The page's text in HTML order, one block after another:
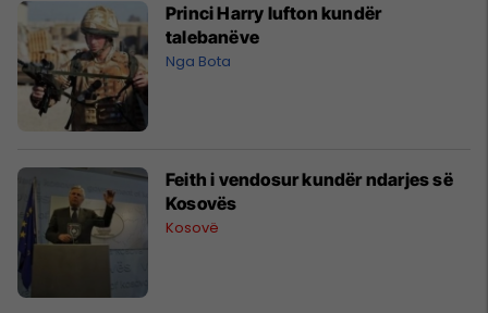
Princi Harry lufton kundër
talebanëve
Nga Bota
Feith i vendosur kundër ndarjes së
Kosovës
Kosovë